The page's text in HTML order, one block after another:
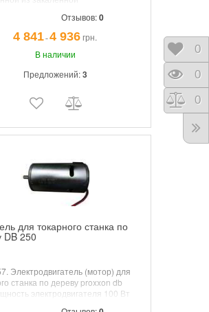
Отзывов:0
4 841¯4 936грн.
В наличии
Предложений:3
для токарного станка по
DB 250
Электродвигатель (мотор) для
станка по дереву proxxon db
электродвигателя 100 Вт
0
0
0